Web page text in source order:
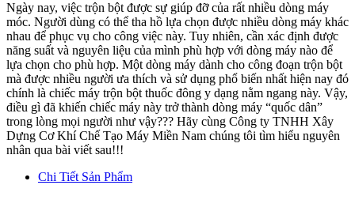
Ngày nay, việc trộn bột được sự giúp đỡ của rất nhiều dòng máy
móc. Người dùng có thể tha hồ lựa chọn được nhiều dòng máy khác
nhau để phục vụ cho công việc này. Tuy nhiên, cần xác định được
năng suất và nguyên liệu của mình phù hợp với dòng máy nào để
lựa chọn cho phù hợp. Một dòng máy dành cho công đoạn trộn bột
mà được nhiều người ưa thích và sử dụng phổ biến nhất hiện nay đó
chính là chiếc máy trộn bột thuốc đông y dạng nằm ngang này. Vậy,
điều gì đã khiến chiếc máy này trở thành dòng máy “quốc dân”
trong lòng mọi người như vậy??? Hãy cùng Công ty TNHH Xây
Dựng Cơ Khí Chế Tạo Máy Miền Nam chúng tôi tìm hiểu nguyên
nhân qua bài viết sau!!!
Chi Tiết Sản Phẩm